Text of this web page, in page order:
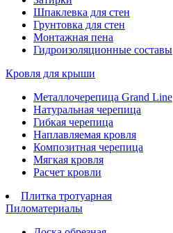
Шпаклевка для стен
Грунтовка для стен
Монтажная пена
Гидроизоляционные составы
Кровля для крыши
Металлочерепица Grand Line
Натуральная черепица
Гибкая черепица
Наплавляемая кровля
Композитная черепица
Мягкая кровля
Расчет кровли
Плитка тротуарная
Пиломатериалы